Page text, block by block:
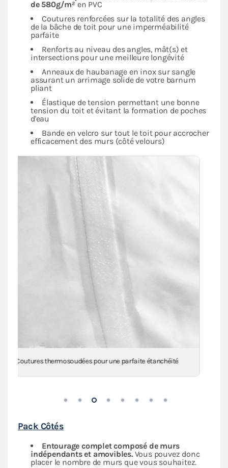
de 580g/m²en PVC
Coutures renforcées sur la totalité des angles
de la bâche de toit pour une imperméabilité
parfaite
Renforts au niveau des angles, mât(s) et
intersections pour une meilleure longévité
Anneaux de haubanage en inox sur sangle
assurant un arrimage solide de votre barnum
pliant
Élastique de tension permettant une bonne
tension du toit et évitant la formation de poches
d'eau
Bande en velcro sur tout le toit pour accrocher
efficacement des murs (côté velours)
Renforts 650g/m² au niveau des angles, mât(s) et
Pack Côtés
Entourage complet composé de murs
indépendantset amovibles. Vous pouvez donc
placer le nombre de murs que vous souhaitez.